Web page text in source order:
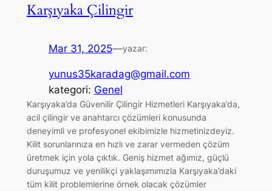
Karşıyaka Çilingir
Mar 31, 2025—yazar:
yunus35karadag@gmail.com
kategori: Genel
Karşıyaka’da Güvenilir Çilingir Hizmetleri Karşıyaka’da,
acil çilingir ve anahtarcı çözümleri konusunda
deneyimli ve profesyonel ekibimizle hizmetinizdeyiz.
Kilit sorunlarınıza en hızlı ve zarar vermeden çözüm
üretmek için yola çıktık. Geniş hizmet ağımız, güçlü
duruşumuz ve yenilikçi yaklaşımımızla Karşıyaka’daki
tüm kilit problemlerine örnek olacak çözümler